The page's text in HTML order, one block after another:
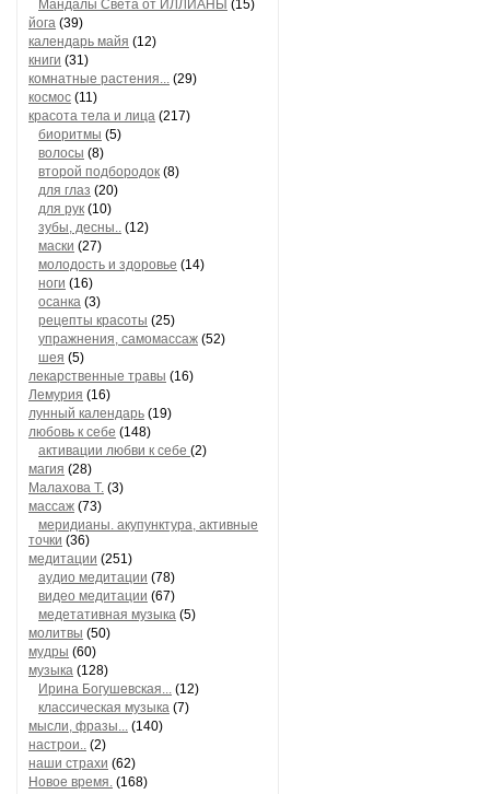
Мандалы Света от ИЛЛИАНЫ (15)
йога (39)
календарь майя (12)
книги (31)
комнатные растения... (29)
космос (11)
красота тела и лица (217)
биоритмы (5)
волосы (8)
второй подбородок (8)
для глаз (20)
для рук (10)
зубы, десны.. (12)
маски (27)
молодость и здоровье (14)
ноги (16)
осанка (3)
рецепты красоты (25)
упражнения, самомассаж (52)
шея (5)
лекарственные травы (16)
Лемурия (16)
лунный календарь (19)
любовь к себе (148)
активации любви к себе (2)
магия (28)
Малахова Т. (3)
массаж (73)
меридианы. акупунктура, активные
точки (36)
медитации (251)
аудио медитации (78)
видео медитации (67)
медетативная музыка (5)
молитвы (50)
мудры (60)
музыка (128)
Ирина Богушевская... (12)
классическая музыка (7)
мысли, фразы... (140)
настрои.. (2)
наши страхи (62)
Новое время. (168)